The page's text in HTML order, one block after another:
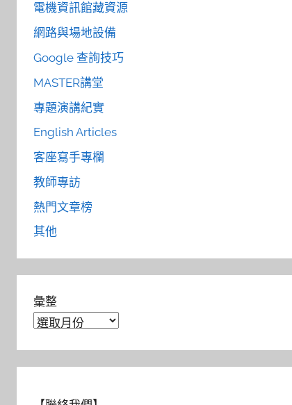
電機資訊館藏資源
網路與場地設備
Google 查詢技巧
MASTER講堂
專題演講紀實
English Articles
客座寫手專欄
教師專訪
熱門文章榜
其他
彙整